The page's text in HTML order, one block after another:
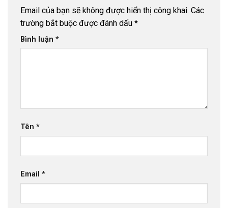
Email của bạn sẽ không được hiển thị công khai. Các
trường bắt buộc được đánh dấu *
Bình luận *
Tên *
Email *